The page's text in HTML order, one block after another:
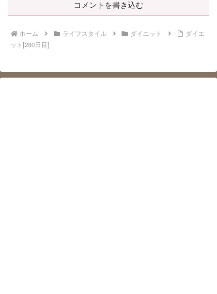
コメントを書き込む
ホーム ライフスタイル ダイエット
ダイエ
ット[280日目]